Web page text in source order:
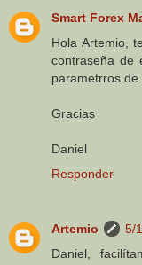
Smart Forex
Hola Artemio,
contraseña de
parametrros de
Gracias
Daniel
Responder
Artemio
5/
Daniel,